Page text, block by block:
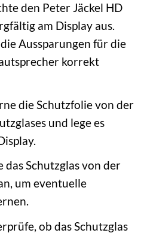
den Peter Jäckel HD
am Display aus.
Aussparungen für die
korrekt
die Schutzfolie von der
und lege es
das Schutzglas von der
um eventuelle
ob das Schutzglas